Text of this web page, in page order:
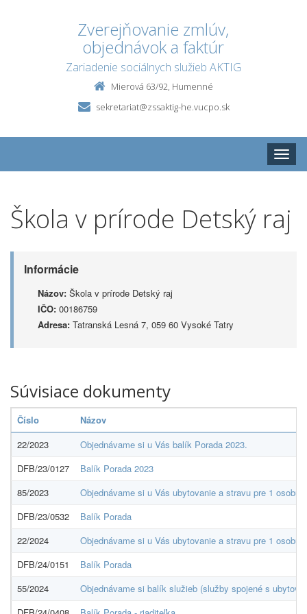
Zverejňovanie zmlúv,
objednávok a faktúr
Zariadenie sociálnych služieb AKTIG
Mierová 63/92, Humenné
sekretariat@zssaktig-he.vucpo.sk
Toggle
Škola v prírode Detský raj
Informácie
Názov: Škola v prírode Detský raj
IČO: 00186759
Adresa: Tatranská Lesná 7, 059 60 Vysoké Tatry
Súvisiace dokumenty
Číslo
Názov
22/2023
Objednávame si u Vás balík Porada 2023.
DFB/23/0127
Balík Porada 2023
85/2023
Objednávame si u Vás ubytovanie a stravu pre 1
DFB/23/0532
Balík Porada
22/2024
Objednávame si u Vás ubytovanie a stravu pre 1
DFB/24/0151
Balík Porada
55/2024
Objednávame si balík služieb (služby spojené s